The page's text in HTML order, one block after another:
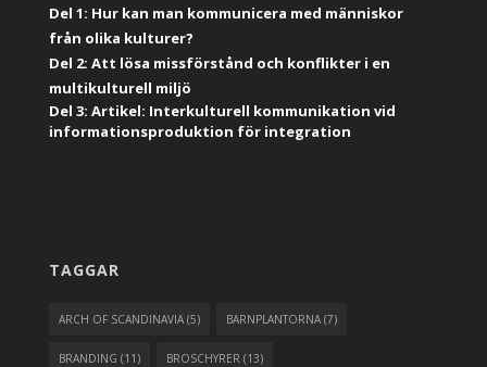
Del 1: Hur kan man kommunicera med människor
från olika kulturer?
Del 2: Att lösa missförstånd och konflikter i en
multikulturell miljö
Del 3: Artikel: Interkulturell kommunikation vid
informationsproduktion för integration
TAGGAR
ARCH OF SCANDINAVIA (5) BARNPLANTORNA (7)
BRANDING (11) BROSCHYRER (13)